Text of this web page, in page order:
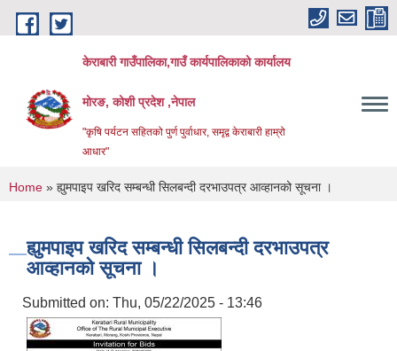
Skip to main content
केराबारी गाउँपालिका,गाउँ कार्यपालिकाको कार्यालय
मोरङ, कोशी प्रदेश ,नेपाल
"कृषि पर्यटन सहितको पुर्ण पुर्वाधार, समृद्व केराबारी हाम्रो
आधार"
You are here
Home » ह्युमपाइप खरिद सम्बन्धी सिलबन्दी दरभाउपत्र आव्हानको सूचना ।
ह्युमपाइप खरिद सम्बन्धी सिलबन्दी दरभाउपत्र
आव्हानको सूचना ।
Submitted on: Thu, 05/22/2025 - 13:46